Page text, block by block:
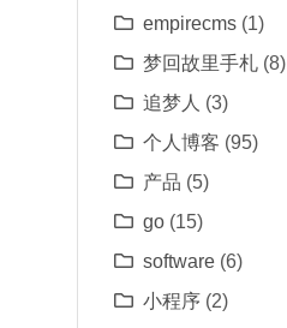
empirecms(1)
梦回故里手札(8)
追梦人 (3)
个人博客 (95)
产品 (5)
go(15)
software(6)
小程序(2)